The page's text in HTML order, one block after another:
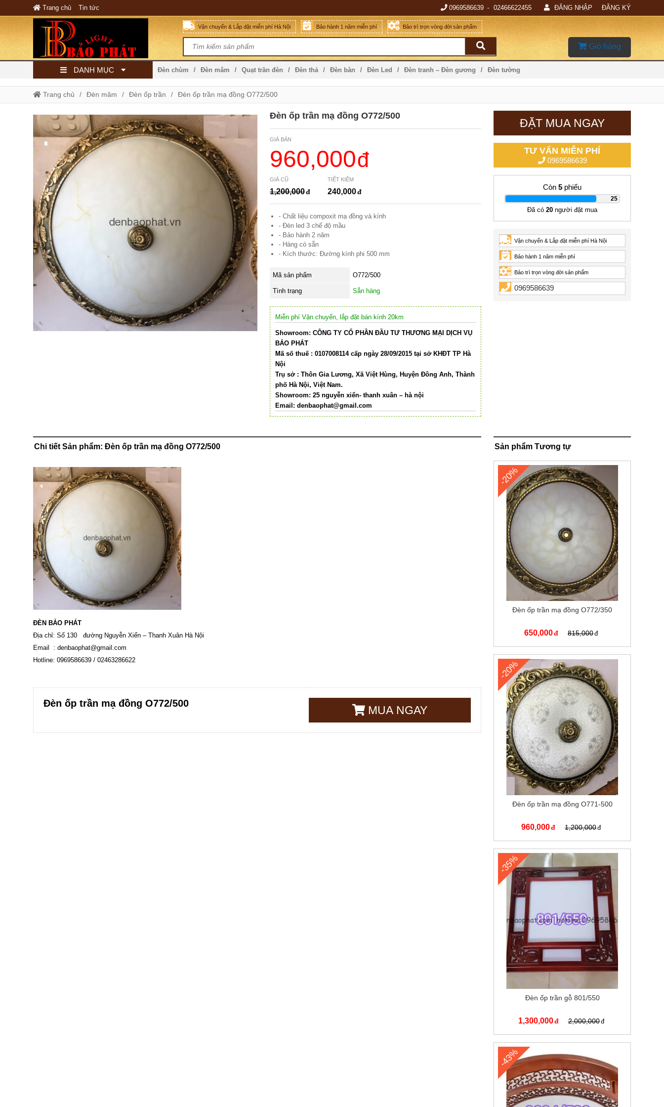
Trang chủ Tin tức 0969586639 02466622455 ĐĂNG NHẬP ĐĂNG KÝ
Vận chuyển & Lắp đặt miễn phí Hà Nội Bảo hành 1 năm miễn phí Bảo trì trọn vòng đời sản phẩm
Giỏ hàng
DANH MỤC Đèn chùm Đèn mâm Quạt trần đèn Đèn thả Đèn bàn Đèn Led Đèn tranh – Đèn gương Đèn tường
Trang chủ Đèn mâm Đèn ốp trần Đèn ốp trần mạ đồng O772/500
Đèn ốp trần mạ đồng O772/500
GIÁ BÁN
960,000
GIÁ CŨ
1,200,000
TIẾT KIỆM
240,000
- Chất liệu compoxit mạ đồng và kính
- Đèn led 3 chế độ mầu
- Bảo hành 2 năm
- Hàng có sẵn
- Kích thước: Đường kính phi 500 mm
Mã sản phẩm O772/500
Tình trạng Sẵn hàng
Miễn phí Vận chuyển, lắp đặt bán kính 20km
Showroom: CÔNG TY CỔ PHẦN ĐẦU TƯ THƯƠNG MẠI DỊCH VỤ
BẢO PHÁT
Mã số thuế : 0107008114 cấp ngày 28/09/2015 tại sở KHĐT TP Hà
Nội
Trụ sở : Thôn Gia Lương, Xã Việt Hùng, Huyện Đông Anh, Thành
phố Hà Nội, Việt Nam.
Showroom: 25 nguyễn xiển- thanh xuân – hà nội
Email: denbaophat@gmail.com
ĐẶT MUA NGAY
TƯ VẤN MIỄN PHÍ
0969586639
Còn5 phiếu
25
|
Đã có20 người đặt mua
Vận chuyển & Lắp đặt miễn phí Hà Nội
Bảo hành 1 năm miễn phí
Bảo trì trọn vòng đời sản phẩm
0969586639
Chi tiết Sản phẩm: Đèn ốp trần mạ đồng O772/500
ĐÈN BẢO PHÁT
Địa chỉ: Số 130 đường Nguyễn Xiển – Thanh Xuân Hà Nội
Email :denbaophat@gmail.com
Hotline: 0969586639 / 02463286622
Đèn ốp trần mạ đồng O772/500
MUA NGAY
Sản phẩm Tương tự
-20%
Đèn ốp trần mạ đồng O772/350
650,000 815,000
-20%
Đèn ốp trần mạ đồng O771-500
960,000 1,200,000
-35%
Đèn ốp trần gỗ 801/550
1,300,000 2,000,000
-43%